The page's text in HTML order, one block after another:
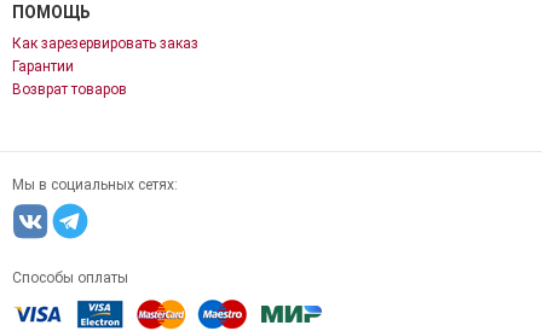
ПОМОЩЬ
Как зарезервировать заказ
Гарантии
Возврат товаров
Мы в социальных сетях:
Способы оплаты